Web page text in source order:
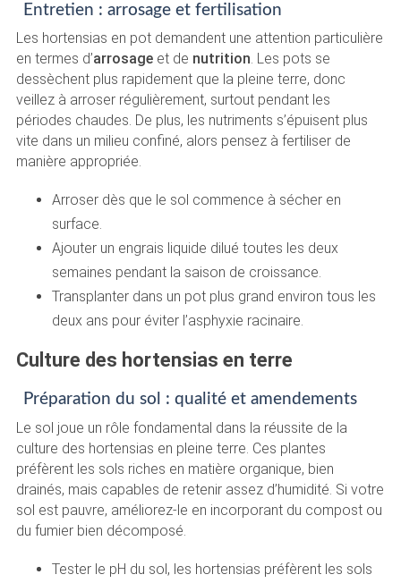
Entretien : arrosage et fertilisation
Les hortensias en pot demandent une attention particulière
en termes d’arrosageet de nutrition . Les pots se
dessèchent plus rapidement que la pleine terre, donc
veillez à arroser régulièrement, surtout pendant les
périodes chaudes. De plus, les nutriments s’épuisent plus
vite dans un milieu confiné, alors pensez à fertiliser de
manière appropriée.
Arroser dès que le sol commence à sécher en
surface.
Ajouter un engrais liquide dilué toutes les deux
semaines pendant la saison de croissance.
Transplanter dans un pot plus grand environ tous les
deux ans pour éviter l’asphyxie racinaire.
Culture des hortensias en terre
Préparation du sol : qualité et amendements
Le sol joue un rôle fondamental dans la réussite de la
culture des hortensias en pleine terre. Ces plantes
préfèrent les sols riches en matière organique, bien
drainés, mais capables de retenir assez d’humidité. Si votre
sol est pauvre, améliorez-le en incorporant du compost ou
du fumier bien décomposé.
Tester le pH du sol, les hortensias préfèrent les sols